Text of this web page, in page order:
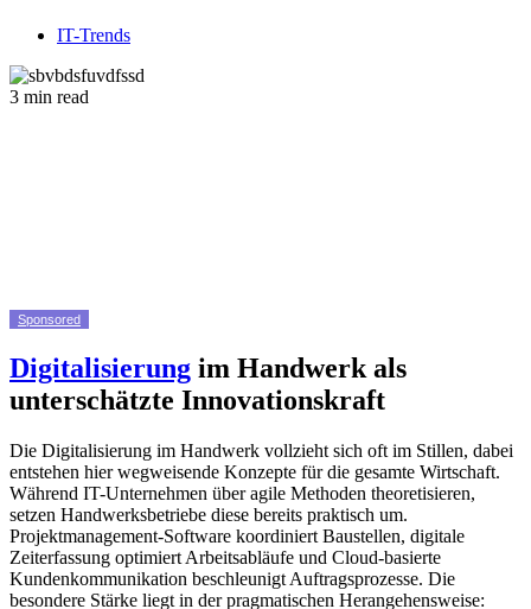
IT-Trends
3 min read
Sponsored
Digitalisierung im Handwerk als
unterschätzte Innovationskraft
Die Digitalisierung im Handwerk vollzieht sich oft im Stillen, dabei
entstehen hier wegweisende Konzepte für die gesamte Wirtschaft.
Während IT-Unternehmen über agile Methoden theoretisieren,
setzen Handwerksbetriebe diese bereits praktisch um.
Projektmanagement-Software koordiniert Baustellen, digitale
Zeiterfassung optimiert Arbeitsabläufe und Cloud-basierte
Kundenkommunikation beschleunigt Auftragsprozesse. Die
besondere Stärke liegt in der pragmatischen Herangehensweise: